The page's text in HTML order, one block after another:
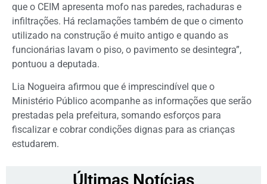
que o CEIM apresenta mofo nas paredes, rachaduras e
infiltrações. Há reclamações também de que o cimento
utilizado na construção é muito antigo e quando as
funcionárias lavam o piso, o pavimento se desintegra”,
pontuou a deputada.
Lia Nogueira afirmou que é imprescindível que o
Ministério Público acompanhe as informações que serão
prestadas pela prefeitura, somando esforços para
fiscalizar e cobrar condições dignas para as crianças
estudarem.
Últimas Notícias